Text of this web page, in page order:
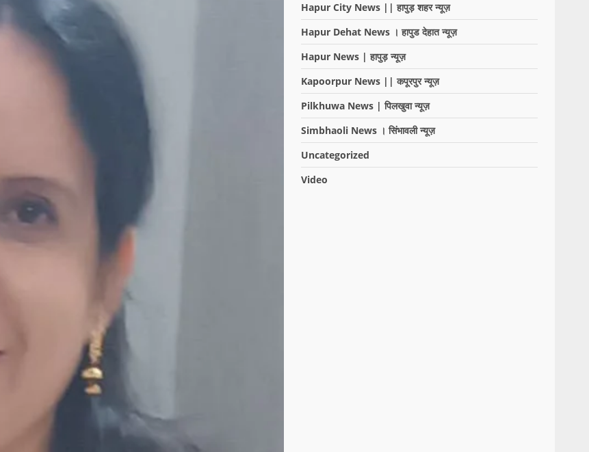
Hapur City News || हापुड़ शहर न्यूज़
Hapur Dehat News । हापुड देहात न्यूज़
Hapur News | हापुड़ न्यूज़
Kapoorpur News || कपूरपुर न्यूज़
Pilkhuwa News | पिलखुवा न्यूज़
Simbhaoli News । सिंभावली न्यूज़
Uncategorized
Video